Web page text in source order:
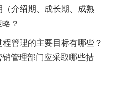
介绍期、成长期、成熟
？
管理的主要目标有哪些？
管理部门应采取哪些措